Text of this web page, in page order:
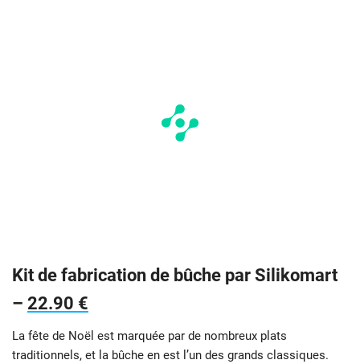
Kit de fabrication de bûche par Silikomart
– 22.90 €
La fête de Noël est marquée par de nombreux plats
traditionnels, et la bûche en est l’un des grands classiques.